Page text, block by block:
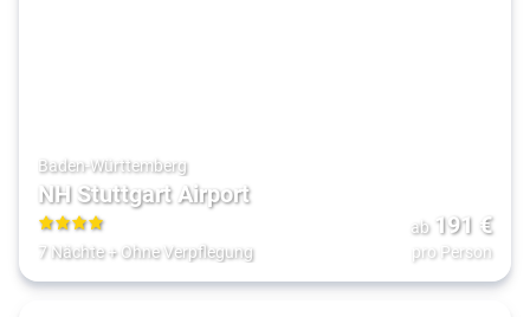
Baden-Württemberg
NH Stuttgart Airport
4
7 Nächte+ Ohne Verpflegung
ab 191 €
pro Person